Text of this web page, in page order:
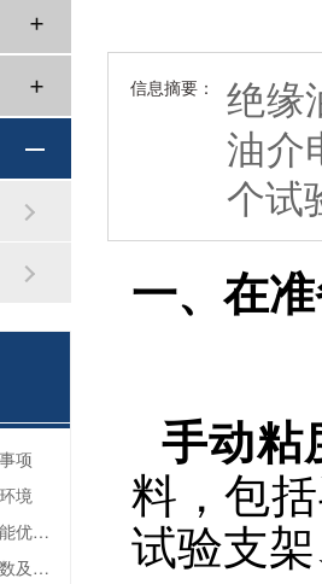
信息摘要：
绝缘
油介
个试
一、在
手动粘
料，包
试验支
项
境
汽轮机油漆膜测定仪的功能优势有哪些？
碱性氮滴定仪核心技术参数及应用说明